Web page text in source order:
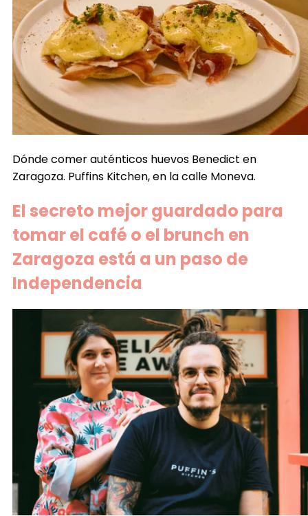
Dónde comer auténticos huevos Benedict en
Zaragoza. Puffins Kitchen, en la calle Moneva.
El secreto mejor guardado para
tomar el café o el brunch en
Zaragoza está a un paso de
Independencia